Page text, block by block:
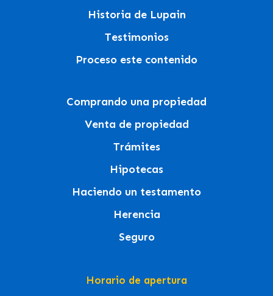
Historia de Lupain
Testimonios
Proceso este contenido
Comprando una propiedad
Venta de propiedad
Trámites
Hipotecas
Haciendo un testamento
Herencia
Seguro
Horario de apertura